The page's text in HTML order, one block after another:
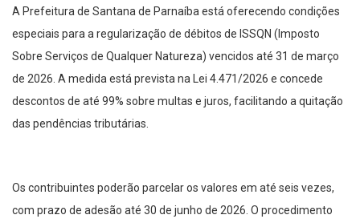
A Prefeitura de Santana de Parnaíba está oferecendo condições
especiais para a regularização de débitos de ISSQN (Imposto
Sobre Serviços de Qualquer Natureza) vencidos até 31 de março
de 2026. A medida está prevista na Lei 4.471/2026 e concede
descontos de até 99% sobre multas e juros, facilitando a quitação
das pendências tributárias.
Os contribuintes poderão parcelar os valores em até seis vezes,
com prazo de adesão até 30 de junho de 2026. O procedimento